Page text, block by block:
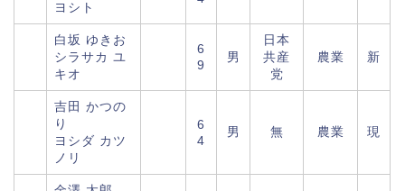
ヨシト
白坂 ゆきお
シラサカ ユ
キオ
6
9
男
日本
共産
党
農業 新
吉田 かつの
り
ヨシダ カツ
ノリ
6
4
男 無 農業 現